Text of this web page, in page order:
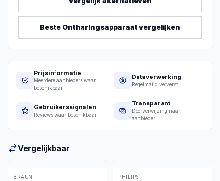
Beste Ontharingsapparaat vergelijken
Prijsinformatie
Meerdere aanbieders waar
beschikbaar
Dataverwerking
Regelmatig ververst
Gebruikerssignalen
Reviews waar beschikbaar
Transparant
Doorverwijzing naar
aanbieder
Vergelijkbaar
BRAUN PHILIPS